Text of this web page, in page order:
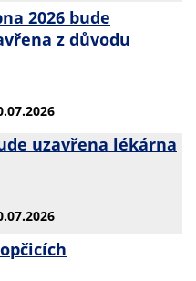
2026 bude
z důvodu
uzavřena lékárna